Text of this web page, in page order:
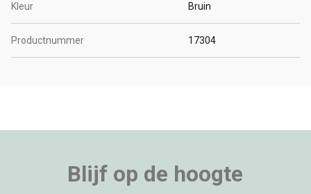
Kleur Bruin
Productnummer 17304
Blijf op de hoogte